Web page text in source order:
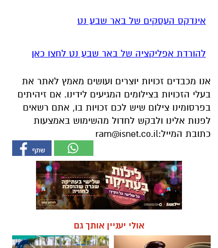
אינדקס העסקים של באר שבע נט
להורדת אפליקציה של באר שבע נט לחצו כאן
אנו מכבדים זכויות יוצרים ועושים מאמץ לאתר את
בעלי הזכויות בצילומים המגיעים לידינו. אם זיהיתים
בפרסומינו צילום שיש לכם זכויות בו, אתם רשאים
לפנות אלינו ולבקש לחדול מהשימוש באמצעות
כתובת המייל:ram@isnet.co.il
אולי יעניין אותך גם